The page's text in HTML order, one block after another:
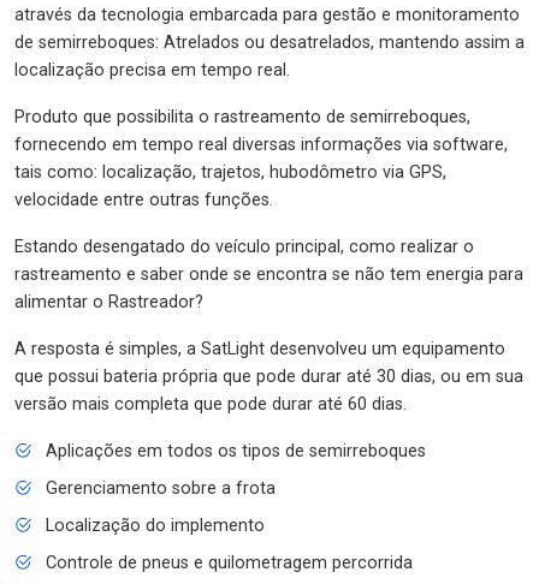
através da tecnologia embarcada para gestão e monitoramento
de semirreboques: Atrelados ou desatrelados, mantendo assim a
localização precisa em tempo real.
Produto que possibilita o rastreamento de semirreboques,
fornecendo em tempo real diversas informações via software,
tais como: localização, trajetos, hubodômetro via GPS,
velocidade entre outras funções.
Estando desengatado do veículo principal, como realizar o
rastreamento e saber onde se encontra se não tem energia para
alimentar o Rastreador?
A resposta é simples, a SatLight desenvolveu um equipamento
que possui bateria própria que pode durar até 30 dias, ou em sua
versão mais completa que pode durar até 60 dias.
Aplicações em todos os tipos de semirreboques
Gerenciamento sobre a frota
Localização do implemento
Controle de pneus e quilometragem percorrida